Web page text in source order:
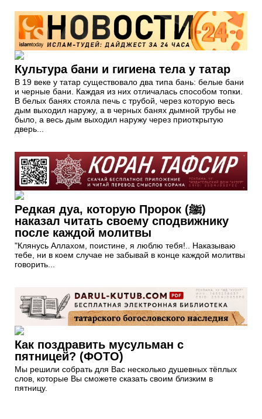
Культура бани и гигиена тела у татар
В 19 веке у татар существовало два типа бань: белые бани
и черные бани. Каждая из них отличалась способом топки.
В белых банях стояла печь с трубой, через которую весь
дым выходил наружу, а в черных банях дымной трубы не
было, а весь дым выходил наружу через приоткрытую
дверь...
Редкая дуа, которую Пророк (ﷺ)
наказал читать своему сподвижнику
после каждой молитвы
"Клянусь Аллахом, поистине, я люблю тебя!.. Наказываю
тебе, ни в коем случае не забывай в конце каждой молитвы
говорить...
Как поздравить мусульман с
пятницей? (ФОТО)
Мы решили собрать для Вас несколько душевных тёплых
слов, которые Вы сможете сказать своим близким в
пятницу.